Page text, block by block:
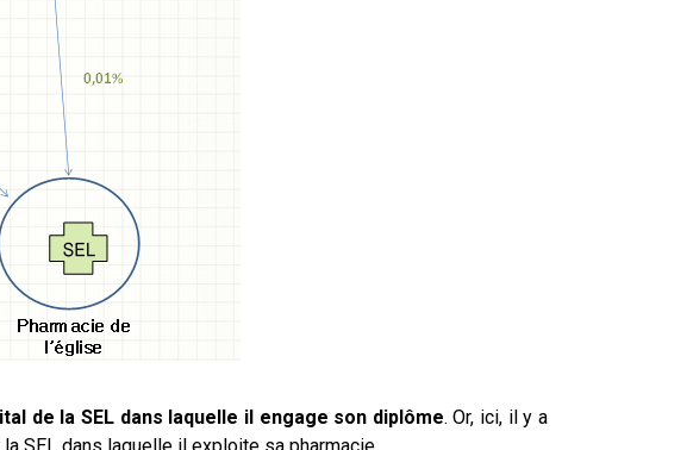
de la SEL dans laquelle il engage son diplôme. Or, ici, il y a